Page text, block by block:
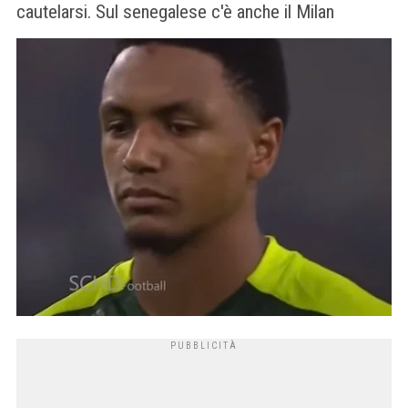
cautelarsi. Sul senegalese c'è anche il Milan